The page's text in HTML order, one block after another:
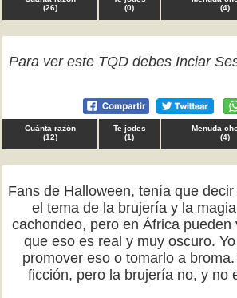
(26)
(0)
(4)
Para ver este TQD debes Inciar
Cuánta razón
(12)
Te jodes
(1)
Menuda
(4)
Fans de Halloween, tenía que
el tema de la brujería y la
cachondeo, pero en África pueden
que eso es real y muy oscuro.
promover eso o tomarlo a
ficción, pero la brujería no, y no